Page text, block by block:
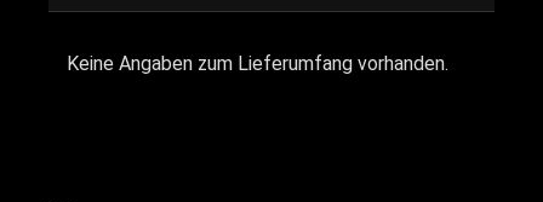
Keine Angaben zum Lieferumfang vorhanden.